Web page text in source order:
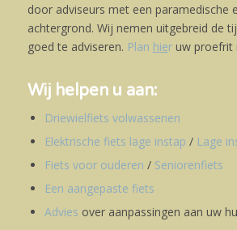
door adviseurs met een paramedische
achtergrond. Wij nemen uitgebreid de
goed te adviseren. Plan hieruw proefrit
Wij helpen u aan:
Driewielfiets volwassenen
Elektrische fiets lage instap / Lage
Fiets voor ouderen / Seniorenfiets
Een aangepaste fiets
Advies over aanpassingen aan uw